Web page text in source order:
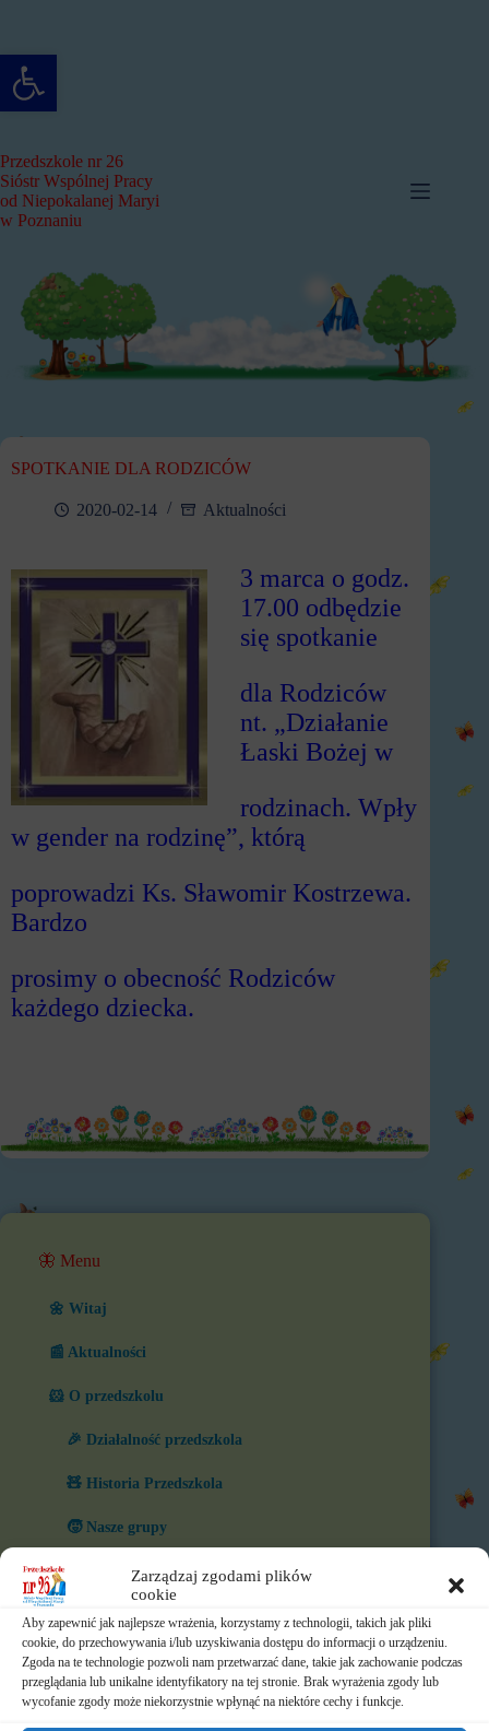
Otwórz pasek narzędzi
Zarządzaj zgodami plików
cookie
Aby zapewnić jak najlepsze wrażenia, korzystamy z technologii, takich jak pliki
cookie, do przechowywania i/lub uzyskiwania dostępu do informacji o urządzeniu.
Zgoda na te technologie pozwoli nam przetwarzać dane, takie jak zachowanie podczas
przeglądania lub unikalne identyfikatory na tej stronie. Brak wyrażenia zgody lub
wycofanie zgody może niekorzystnie wpłynąć na niektóre cechy i funkcje.
Przedszkole nr 26
Sióstr Wspólnej Pracy
od Niepokalanej Maryi
w Poznaniu
SPOTKANIE DLA RODZICÓW
2020-02-14 Aktualności
3 marca o godz.
17.00 odbędzie
się spotkanie
dla Rodziców
nt. „Działanie
Łaski Bożej w
rodzinach. Wpły
w gender na rodzinę”, którą
poprowadzi Ks. Sławomir Kostrzewa.
Bardzo
prosimy o obecność Rodziców
każdego dziecka.
🦋 Menu
🌼 Witaj
📰 Aktualności
🐹 O przedszkolu
🎉 Działalność przedszkola
🧸 Historia Przedszkola
🧒 Nasze grupy
🏆 Co nas wyróżnia?
🎨 W naszym przedszkolu
⏲️ Ramowy rozkład dnia
📃 Dokumenty